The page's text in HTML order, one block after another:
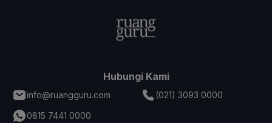
Hubungi Kami
info@ruangguru.com
(021) 3093 0000
0815 7441 0000